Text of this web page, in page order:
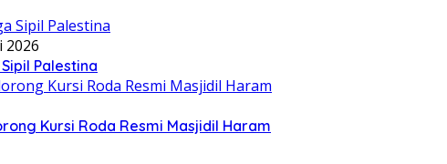
2026
Palestina
Kursi Roda Resmi Masjidil Haram